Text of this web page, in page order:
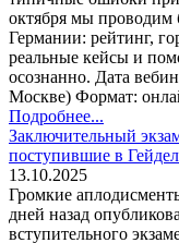
октября мы проводим
Германии: рейтинг,
реальные кейсы и
осознанно. Дата
Москве) Формат:
Подробнее...
Заключительный
поступившие в
13.10.2025
Громкие
дней назад
вступительного